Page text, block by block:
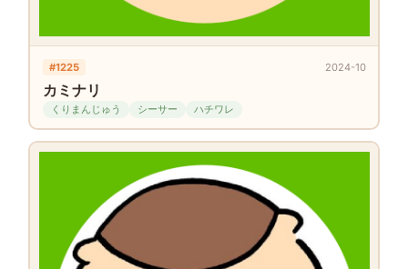
#1225 2024-10
カミナリ
くりまんじゅう シーサー ハチワレ